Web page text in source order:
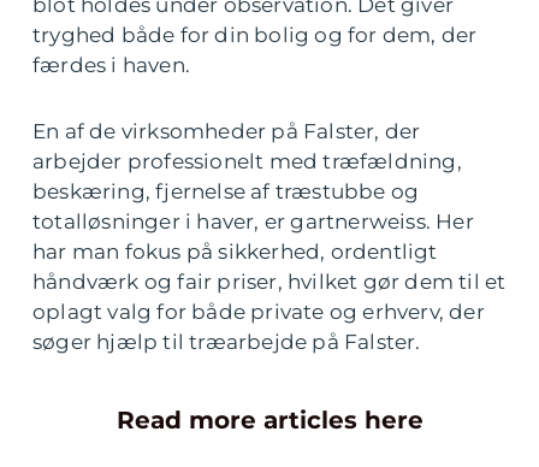
tryghed både for din bolig og for dem, der
færdes i haven.
En af de virksomheder på Falster, der
arbejder professionelt med træfældning,
beskæring, fjernelse af træstubbe og
totalløsninger i haver, er gartnerweiss. Her
har man fokus på sikkerhed, ordentligt
håndværk og fair priser, hvilket gør dem til et
oplagt valg for både private og erhverv, der
søger hjælp til træarbejde på Falster.
Read more articles here